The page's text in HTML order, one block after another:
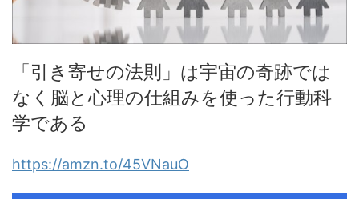
「引き寄せの法則」は宇宙の奇跡では
なく脳と心理の仕組みを使った行動科
学である
https://amzn.to/45VNauO